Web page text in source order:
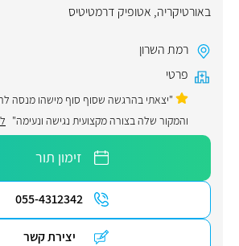
באורטיקריה, אטופיק דרמטיטיס
רמת השרון
פרטי
"יצאתי בהרגשה שסוף סוף מישהו מנסה
והמקור שלה בצורה מקצועית נגישה ונעימה"
זימון תור
055-4312342
יצירת קשר